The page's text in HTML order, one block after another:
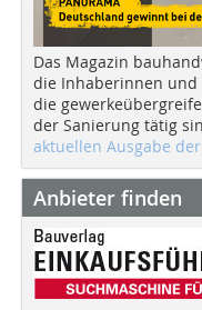
Das Magazin
die Inhaberinnen und
die
der Sanierung tätig
aktuellen Ausgabe
Anbieter finden